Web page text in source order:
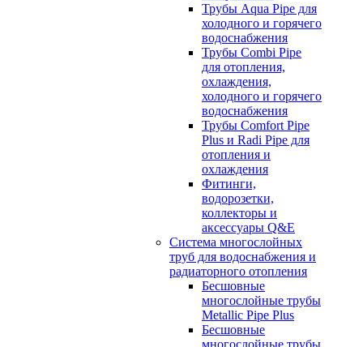
Трубы Aqua Pipe для
холодного и горячего
водоснабжения
Трубы Combi Pipe
для отопления,
охлаждения,
холодного и горячего
водоснабжения
Трубы Comfort Pipe
Plus и Radi Pipe для
отопления и
охлаждения
Фитинги,
водорозетки,
коллекторы и
аксессуары Q&E
Система многослойных
труб для водоснабжения и
радиаторного отопления
Бесшовные
многослойные трубы
Metallic Pipe Plus
Бесшовные
многослойные трубы